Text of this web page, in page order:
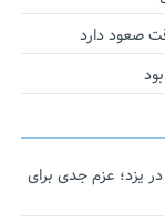
صعود دارد
یزد؛ عزم جدی برای